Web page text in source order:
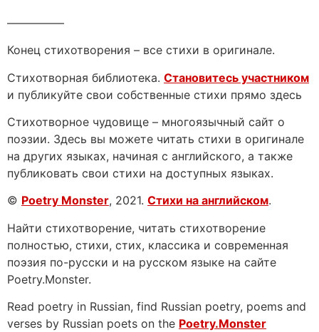
—————
Конец стихотворения – все стихи в оригинале.
Стихотворная библиотека. Становитесь участником
и публикуйте свои собственные стихи прямо здесь
Стихотворное чудовище – многоязычный сайт о
поэзии. Здесь вы можете читать стихи в оригинале
на других языках, начиная с английского, а также
публиковать свои стихи на доступных языках.
© Poetry Monster, 2021. Стихи на английском.
Найти стихотворение, читать стихотворение
полностью, стихи, стих, классика и современная
поэзия по-русски и на русском языке на сайте
Poetry.Monster.
Read poetry in Russian, find Russian poetry, poems and
verses by Russian poets on the Poetry.Monster